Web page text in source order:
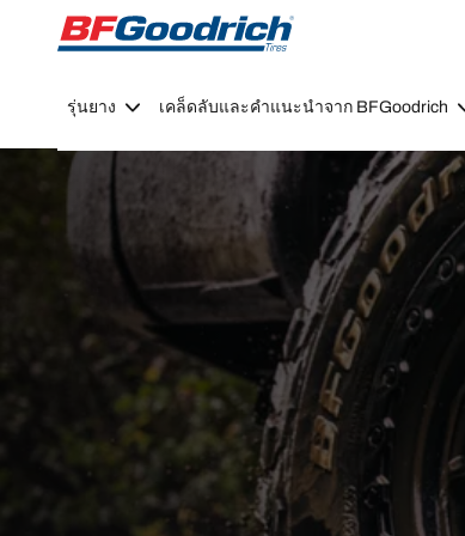
Go to page content Go to page navigation
รุ่นยาง เคล็ดลับและคำแนะนำจาก BFGoodrich